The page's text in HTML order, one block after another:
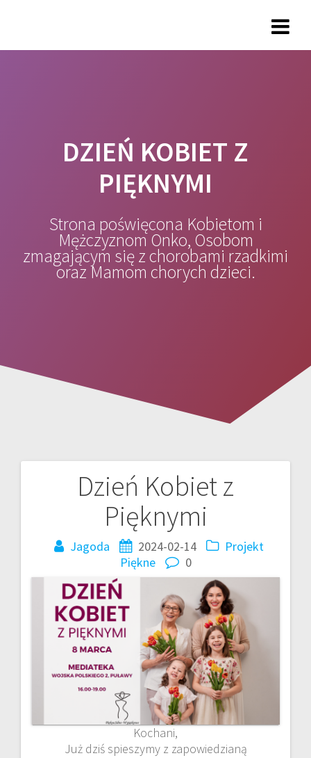
DZIEŃ KOBIET Z
PIĘKNYMI
Strona poświęcona Kobietom i
Mężczyznom Onko, Osobom
zmagającym się z chorobami rzadkimi
oraz Mamom chorych dzieci.
Dzień Kobiet z
Pięknymi
Jagoda 2024-02-14
Projekt
Piękne
0
Kochani,
Już dziś spieszymy z zapowiedzianą
Nawigacja